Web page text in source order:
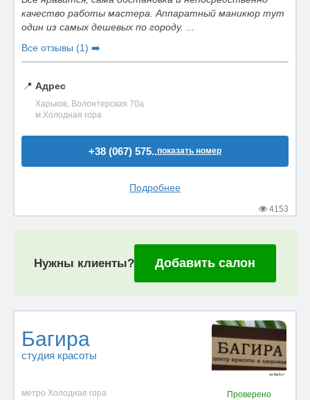
качество работы мастера. Аппаратный маникюр тут
один из самых дешевых по городу. ...
Все отзывы (1) ➡️
📍 Адрес
Харьков, Волонтерская 70а
м.Холодная гора
+38 (067) 575..показать номер
Подробнее
4153
Нужны клиенты? Добавить салон
Багира
студия красоты
метро Холодная гора
Проверено